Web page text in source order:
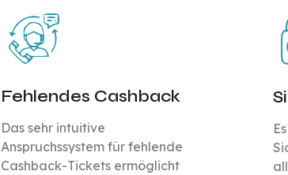
Fehlendes Cashback
Das sehr intuitive
Anspruchssystem für fehlende
Cashback-Tickets ermöglicht